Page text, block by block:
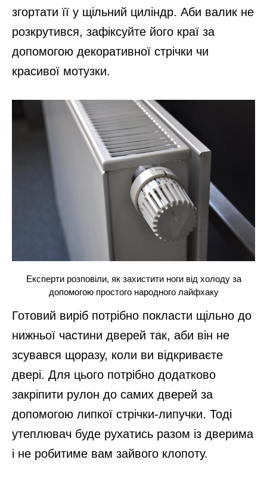
згортати її у щільний циліндр. Аби валик не
розкрутився, зафіксуйте його краї за
допомогою декоративної стрічки чи
красивої мотузки.
Експерти розповіли, як захистити ноги від холоду за
допомогою простого народного лайфхаку
Готовий виріб потрібно покласти щільно до
нижньої частини дверей так, аби він не
зсувався щоразу, коли ви відкриваєте
двері. Для цього потрібно додатково
закріпити рулон до самих дверей за
допомогою липкої стрічки-липучки. Тоді
утеплювач буде рухатись разом із дверима
і не робитиме вам зайвого клопоту.